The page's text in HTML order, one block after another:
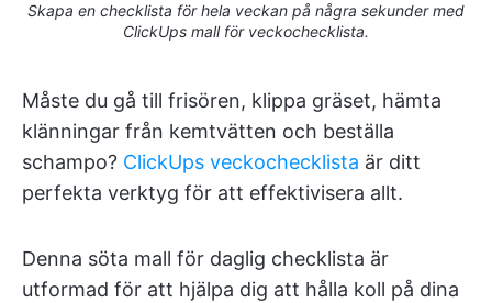
Skapa en checklista för hela veckan på några sekunder med
ClickUps mall för veckochecklista.
Måste du gå till frisören, klippa gräset, hämta
klänningar från kemtvätten och beställa
schampo? ClickUps veckochecklista är ditt
perfekta verktyg för att effektivisera allt.
Denna söta mall för daglig checklista är
utformad för att hjälpa dig att hålla koll på dina